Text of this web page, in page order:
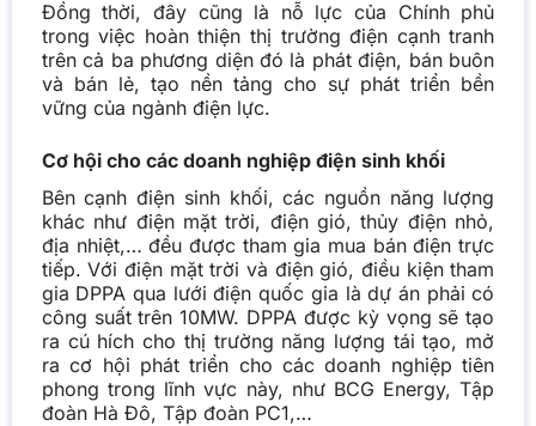
Đồng thời, đây cũng là nỗ lực của Chính phủ
trong việc hoàn thiện thị trường điện cạnh tranh
trên cả ba phương diện đó là phát điện, bán buôn
và bán lẻ, tạo nền tảng cho sự phát triển bền
vững của ngành điện lực.
Cơ hội cho các doanh nghiệp điện sinh khối
Bên cạnh điện sinh khối, các nguồn năng lượng
khác như điện mặt trời, điện gió, thủy điện nhỏ,
địa nhiệt,… đều được tham gia mua bán điện trực
tiếp. Với điện mặt trời và điện gió, điều kiện tham
gia DPPA qua lưới điện quốc gia là dự án phải có
công suất trên 10MW. DPPA được kỳ vọng sẽ tạo
ra cú hích cho thị trường năng lượng tái tạo, mở
ra cơ hội phát triển cho các doanh nghiệp tiên
phong trong lĩnh vực này, như BCG Energy, Tập
đoàn Hà Đô, Tập đoàn PC1,…